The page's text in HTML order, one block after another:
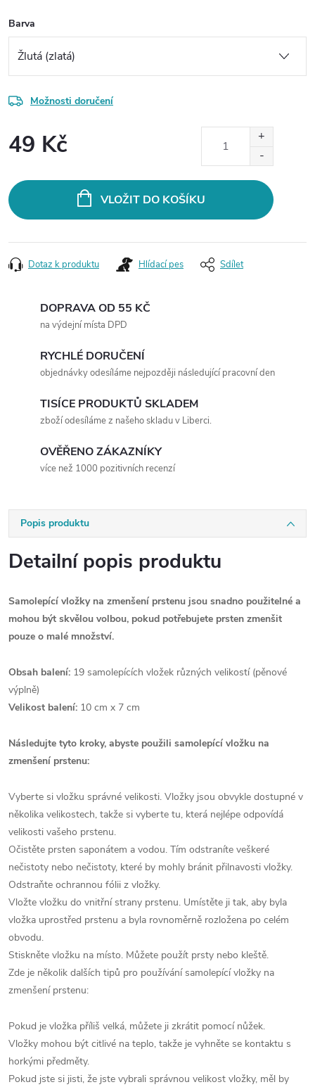
Barva
Možnosti doručení
49 Kč
VLOŽIT DO KOŠÍKU
Dotaz k produktu Hlídací pes Sdílet
DOPRAVA OD 55 KČ
na výdejní místa DPD
RYCHLÉ DORUČENÍ
objednávky odesíláme nejpozději následující pracovní den
TISÍCE PRODUKTŮ SKLADEM
zboží odesíláme z našeho skladu v Liberci.
OVĚŘENO ZÁKAZNÍKY
více než 1000 pozitivních recenzí
Popis produktu
Detailní popis produktu
Samolepící vložky na zmenšení prstenu jsou snadno použitelné a
mohou být skvělou volbou, pokud potřebujete prsten zmenšit
pouze o malé množství.
Obsah balení: 19 samolepících vložek různých velikostí (pěnové
výplně)
Velikost balení: 10 cm x 7 cm
Následujte tyto kroky, abyste použili samolepící vložku na
zmenšení prstenu:
Vyberte si vložku správné velikosti. Vložky jsou obvykle dostupné v
několika velikostech, takže si vyberte tu, která nejlépe odpovídá
velikosti vašeho prstenu.
Očistěte prsten saponátem a vodou. Tím odstraníte veškeré
nečistoty nebo nečistoty, které by mohly bránit přilnavosti vložky.
Odstraňte ochrannou fólii z vložky.
Vložte vložku do vnitřní strany prstenu. Umístěte ji tak, aby byla
vložka uprostřed prstenu a byla rovnoměrně rozložena po celém
obvodu.
Stiskněte vložku na místo. Můžete použít prsty nebo kleště.
Zde je několik dalších tipů pro používání samolepící vložky na
zmenšení prstenu:
Pokud je vložka příliš velká, můžete ji zkrátit pomocí nůžek.
Vložky mohou být citlivé na teplo, takže je vyhněte se kontaktu s
horkými předměty.
Pokud jste si jisti, že jste vybrali správnou velikost vložky, měl by